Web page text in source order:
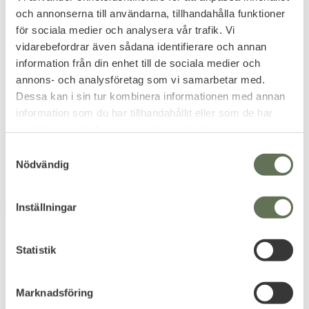
och annonserna till användarna, tillhandahålla funktioner
för sociala medier och analysera vår trafik. Vi
vidarebefordrar även sådana identifierare och annan
information från din enhet till de sociala medier och
annons- och analysföretag som vi samarbetar med.
Dessa kan i sin tur kombinera informationen med annan
information som du har tillhandahållit eller som de har
Nödvändig
Inställningar
Statistik
Marknadsföring
Add to favorites
T4E MB 50 Markerande
Kulor .50 2x250-pack
Grön
Paintball ammunition för T4E
med tydlig markering.
Add to favorites
T4E PBP
Precisionskulor Peppar
10-pack
Välj mellan två olika kaliber.
FAVORITE